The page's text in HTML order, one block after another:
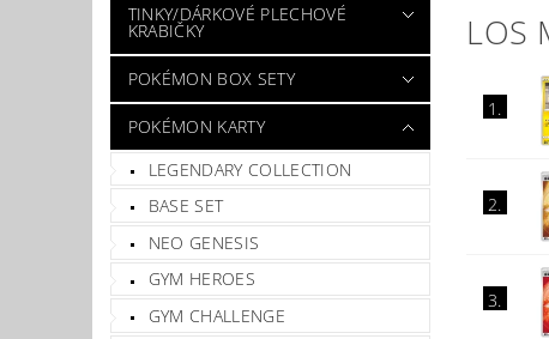
TINKY/DÁRKOVÉ PLECHOVÉ
KRABIČKY
POKÉMON BOX SETY
POKÉMON KARTY
LEGENDARY COLLECTION
BASE SET
NEO GENESIS
GYM HEROES
GYM CHALLENGE
LOS
1.
2.
3.